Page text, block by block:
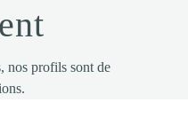
nos profils sont de